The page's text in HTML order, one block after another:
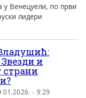
у Венецуели, по први
лидери
и
страни
- 9:29